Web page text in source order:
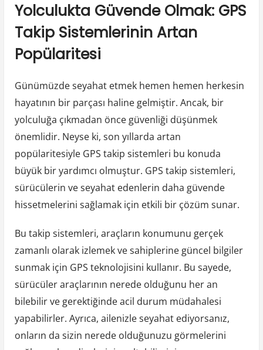
Yolculukta Güvende Olmak: GPS
Takip Sistemlerinin Artan
Popülaritesi
Günümüzde seyahat etmek hemen hemen herkesin
hayatının bir parçası haline gelmiştir. Ancak, bir
yolculuğa çıkmadan önce güvenliği düşünmek
önemlidir. Neyse ki, son yıllarda artan
popülaritesiyle GPS takip sistemleri bu konuda
büyük bir yardımcı olmuştur. GPS takip sistemleri,
sürücülerin ve seyahat edenlerin daha güvende
hissetmelerini sağlamak için etkili bir çözüm sunar.
Bu takip sistemleri, araçların konumunu gerçek
zamanlı olarak izlemek ve sahiplerine güncel bilgiler
sunmak için GPS teknolojisini kullanır. Bu sayede,
sürücüler araçlarının nerede olduğunu her an
bilebilir ve gerektiğinde acil durum müdahalesi
yapabilirler. Ayrıca, ailenizle seyahat ediyorsanız,
onların da sizin nerede olduğunuzu görmelerini